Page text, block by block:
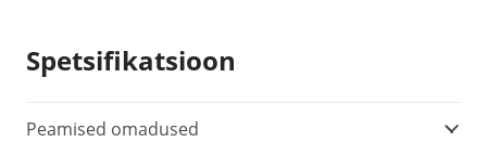
Spetsifikatsioon
Peamised omadused